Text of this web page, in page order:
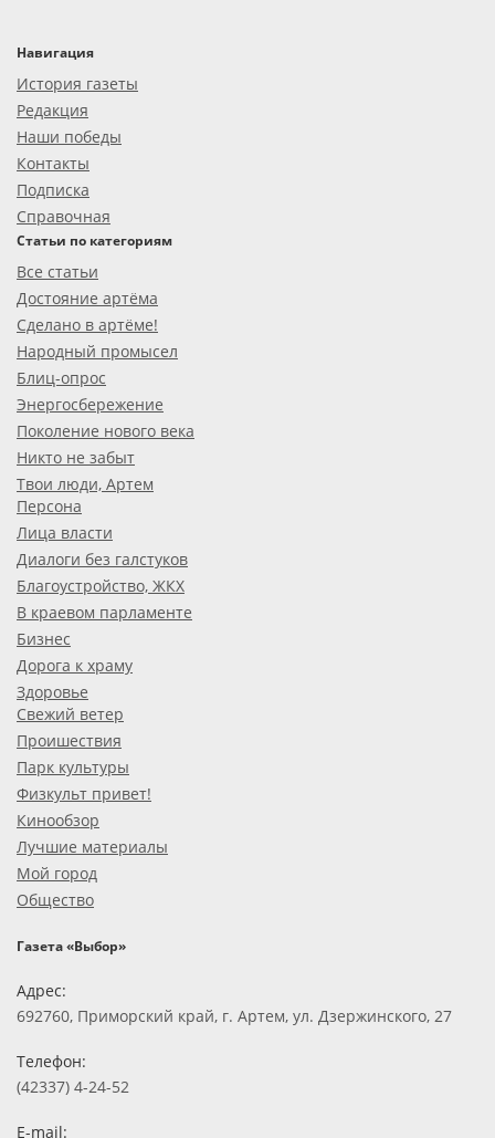
Навигация
История газеты
Редакция
Наши победы
Контакты
Подписка
Справочная
Статьи по категориям
Все статьи
Достояние артёма
Сделано в артёме!
Народный промысел
Блиц-опрос
Энергосбережение
Поколение нового века
Никто не забыт
Твои люди, Артем
Персона
Лица власти
Диалоги без галстуков
Благоустройство, ЖКХ
В краевом парламенте
Бизнес
Дорога к храму
Здоровье
Свежий ветер
Проишествия
Парк культуры
Физкульт привет!
Кинообзор
Лучшие материалы
Мой город
Общество
Газета «Выбор»
Адрес:
692760, Приморский край, г. Артем, ул. Дзержинского, 27
Телефон:
(42337) 4-24-52
E-mail: